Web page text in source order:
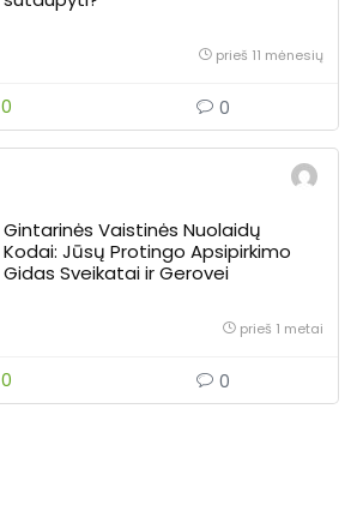
prieš 11 mėnesių
0 0
Gintarinės Vaistinės Nuolaidų
Kodai: Jūsų Protingo Apsipirkimo
Gidas Sveikatai ir Gerovei
prieš 1 metai
0 0